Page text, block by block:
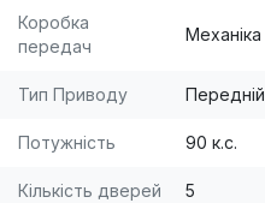
Коробка
передач
Механіка
Тип Приводу Передній
Потужність 90 к.с.
Кількість дверей 5